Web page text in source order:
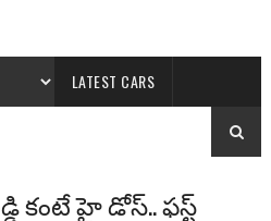
LATEST CARS
కంటే హై డోస్.. ఫస్ట్